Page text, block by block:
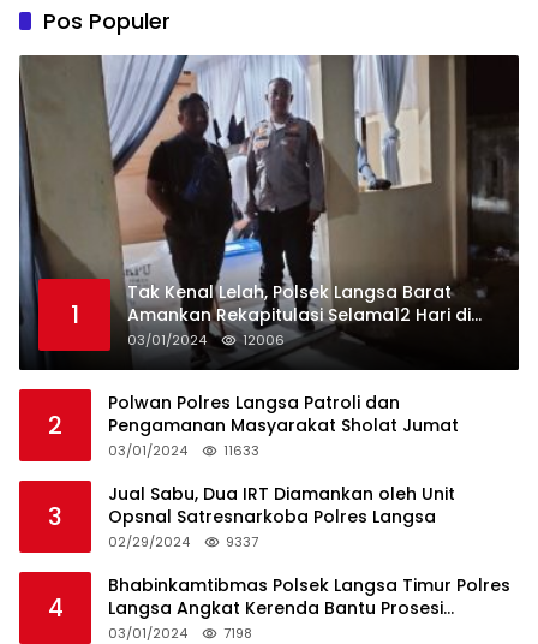
Pos Populer
1
Tak Kenal Lelah, Polsek Langsa Barat
Amankan Rekapitulasi Selama12 Hari di
Kecamatan Baro
03/01/2024 12006
2
Polwan Polres Langsa Patroli dan
Pengamanan Masyarakat Sholat Jumat
03/01/2024 11633
3
Jual Sabu, Dua IRT Diamankan oleh Unit
Opsnal Satresnarkoba Polres Langsa
02/29/2024 9337
4
Bhabinkamtibmas Polsek Langsa Timur Polres
Langsa Angkat Kerenda Bantu Prosesi
Pemakaman Warga
03/01/2024 7198